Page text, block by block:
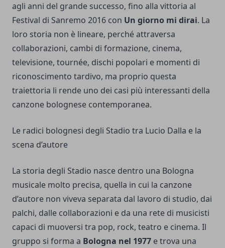
agli anni del grande successo, fino alla vittoria al
Festival di Sanremo 2016 con Un giorno mi dirai. La
loro storia non è lineare, perché attraversa
collaborazioni, cambi di formazione, cinema,
televisione, tournée, dischi popolari e momenti di
riconoscimento tardivo, ma proprio questa
traiettoria li rende uno dei casi più interessanti della
canzone bolognese contemporanea.
Le radici bolognesi degli Stadio tra Lucio Dalla e la
scena d’autore
La storia degli Stadio nasce dentro una Bologna
musicale molto precisa, quella in cui la canzone
d’autore non viveva separata dal lavoro di studio, dai
palchi, dalle collaborazioni e da una rete di musicisti
capaci di muoversi tra pop, rock, teatro e cinema. Il
gruppo si forma a Bologna nel 1977 e trova una